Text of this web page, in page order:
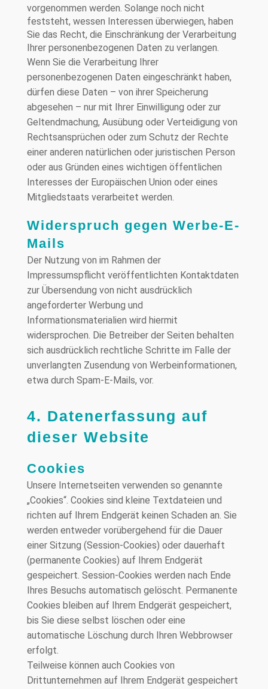
vorgenommen werden. Solange noch nicht
feststeht, wessen Interessen überwiegen, haben
Sie das Recht, die Einschränkung der Verarbeitung
Ihrer personenbezogenen Daten zu verlangen.
Wenn Sie die Verarbeitung Ihrer
personenbezogenen Daten eingeschränkt haben,
dürfen diese Daten – von ihrer Speicherung
abgesehen – nur mit Ihrer Einwilligung oder zur
Geltendmachung, Ausübung oder Verteidigung von
Rechtsansprüchen oder zum Schutz der Rechte
einer anderen natürlichen oder juristischen Person
oder aus Gründen eines wichtigen öffentlichen
Interesses der Europäischen Union oder eines
Mitgliedstaats verarbeitet werden.
Widerspruch gegen Werbe-E-
Mails
Der Nutzung von im Rahmen der
Impressumspflicht veröffentlichten Kontaktdaten
zur Übersendung von nicht ausdrücklich
angeforderter Werbung und
Informationsmaterialien wird hiermit
widersprochen. Die Betreiber der Seiten behalten
sich ausdrücklich rechtliche Schritte im Falle der
unverlangten Zusendung von Werbeinformationen,
etwa durch Spam-E-Mails, vor.
4. Datenerfassung auf
dieser Website
Cookies
Unsere Internetseiten verwenden so genannte
„Cookies“. Cookies sind kleine Textdateien und
richten auf Ihrem Endgerät keinen Schaden an. Sie
werden entweder vorübergehend für die Dauer
einer Sitzung (Session-Cookies) oder dauerhaft
(permanente Cookies) auf Ihrem Endgerät
gespeichert. Session-Cookies werden nach Ende
Ihres Besuchs automatisch gelöscht. Permanente
Cookies bleiben auf Ihrem Endgerät gespeichert,
bis Sie diese selbst löschen oder eine
automatische Löschung durch Ihren Webbrowser
erfolgt.
Teilweise können auch Cookies von
Drittunternehmen auf Ihrem Endgerät gespeichert